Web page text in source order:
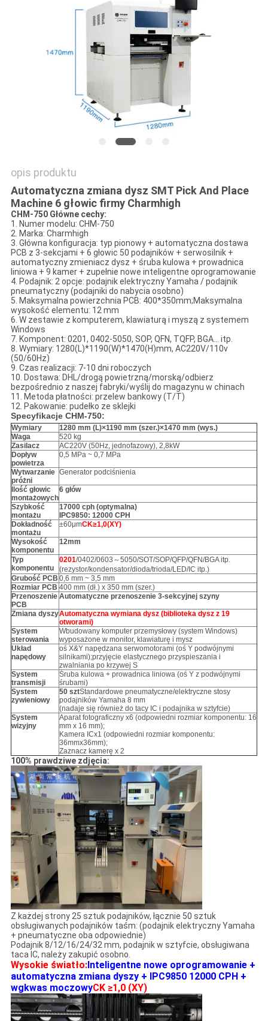
PRYWATNOŚCI
opis produktu
Automatyczna zmiana dysz SMT Pick And Place
Machine 6 głowic firmy Charmhigh
CHM-750 Główne cechy:
1. Numer modelu: CHM-750
2. Marka: Charmhigh
3. Główna konfiguracja: typ pionowy + automatyczna dostawa
PCB z 3-sekcjami + 6 głowic 50 podajników + serwosilnik +
automatyczny zmieniacz dysz + śruba kulowa + prowadnica
liniowa + 9 kamer + zupełnie nowe inteligentne oprogramowanie
4. Podajnik: 2 opcje: podajnik elektryczny Yamaha / podajnik
pneumatyczny (podajniki do nabycia osobno)
5. Maksymalna powierzchnia PCB: 400*350mm;Maksymalna
wysokość elementu: 12 mm
6. W zestawie z komputerem, klawiaturą i myszą z systemem
Windows
7. Komponent: 0201, 0402-5050, SOP, QFN, TQFP, BGA... itp.
8. Wymiary: 1280(L)*1190(W)*1470(H)mm, AC220V/110v
(50/60Hz)
9. Czas realizacji: 7-10 dni roboczych
10. Dostawa: DHL/drogą powietrzną/morską/odbierz
bezpośrednio z naszej fabryki/wyślij do magazynu w chinach
11. Metoda płatności: przelew bankowy (T/T)
12. Pakowanie: pudełko ze sklejki
Specyfikacje CHM-750:
Wymiary 1280 mm (L)×1190 mm (szer.)×1470 mm (wys.)
Waga
520 kg
Zasilacz
AC220V (50Hz, jednofazowy), 2,8kW
Dopływ
powietrza
0,5 MPa ~ 0,7 MPa
Wytwarzanie
próżni
Generator podciśnienia
Ilość głowic
montażowych
6 głów
Szybkość
montażu
17000 cph (optymalna)
IPC9850: 12000 CPH
Dokładność
montażu
±60μmCK≥1,0(XY)
Wysokość
komponentu
12mm
Typ
komponentu
0201/0402/0603～5050/SOT/SOP/QFP/QFN/BGA itp.
(rezystor/kondensator/dioda/trioda/LED/IC itp.)
Grubość PCB 0,6 mm ~ 3,5 mm
Rozmiar PCB 400 mm (dł.) x 350 mm (szer.)
Przenoszenie
PCB
Automatyczne przenoszenie 3-sekcyjnej szyny
Zmiana dyszyAutomatyczna wymiana dysz (biblioteka dysz z 19
otworami)
System
sterowania
Wbudowany komputer przemysłowy (system Windows)
wyposażone w monitor, klawiaturę i mysz
Układ
napędowy
oś X&Y napędzana serwomotorami (oś Y podwójnymi
silnikami);przyjęcie elastycznego przyspieszania i
zwalniania po krzywej S
System
transmisji
Śruba kulowa + prowadnica liniowa (oś Y z podwójnymi
śrubami)
System
zywieniowy
50 sztStandardowe pneumatyczne/elektryczne stosy
podajników Yamaha 8 mm
(nadaje się również do tacy IC i podajnika w sztyfcie)
System
wizyjny
Aparat fotograficzny x6 (odpowiedni rozmiar komponentu: 16
mm x 16 mm);
Kamera ICx1 (odpowiedni rozmiar komponentu:
36mmx36mm);
Zaznacz kamerę x 2
100% prawdziwe zdjęcia:
Z każdej strony 25 sztuk podajników, łącznie 50 sztuk
obsługiwanych podajników taśm: (podajnik elektryczny Yamaha
+ pneumatyczne oba odpowiednie)
Podajnik 8/12/16/24/32 mm, podajnik w sztyfcie, obsługiwana
taca IC, należy zakupić osobno.
Wysokie światło:Inteligentne nowe oprogramowanie +
automatyczna zmiana dyszy + IPC9850 12000 CPH +
wg kwas moczowyCK ≥1,0 ​​(XY)